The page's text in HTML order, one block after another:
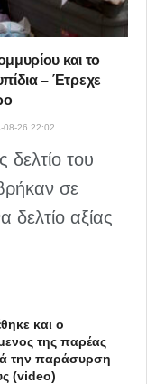
και το
– Έτρεχε
08-26 22:02
δελτίο του
σε
αξίας
και ο
της παρέας
την παράσυρση
(video)